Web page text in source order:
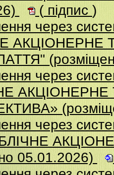
( підпис )
через
АКЦІОНЕРНЕ
через
через
05.01.2026)